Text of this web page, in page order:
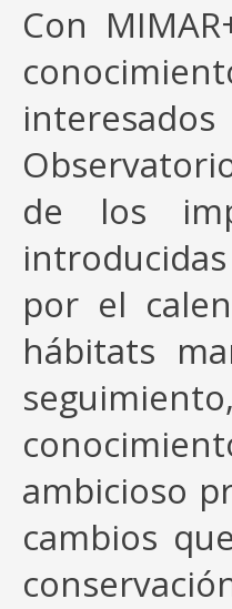
Con
de los
por el
hábitats
ambicioso
cambios